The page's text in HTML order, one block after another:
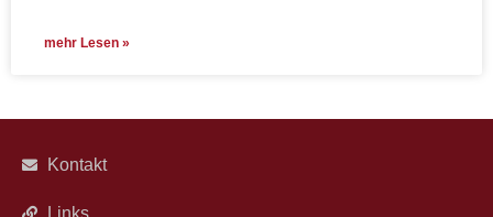
mehr Lesen »
Kontakt
Links